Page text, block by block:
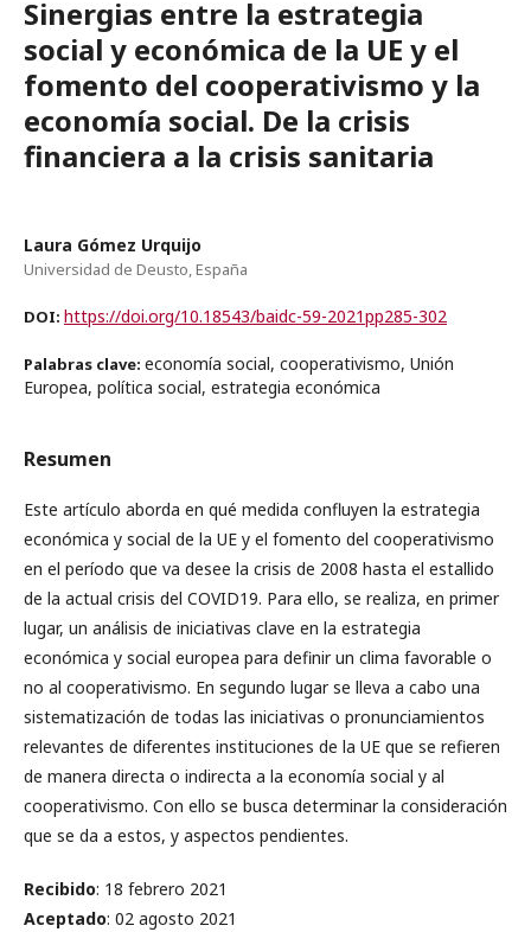
Sinergias entre la estrategia
social y económica de la UE y el
fomento del cooperativismo y la
economía social. De la crisis
financiera a la crisis sanitaria
Laura Gómez Urquijo
Universidad de Deusto, España
DOI: https://doi.org/10.18543/baidc-59-2021pp285-302
Palabras clave: economía social, cooperativismo, Unión
Europea, política social, estrategia económica
Resumen
Este artículo aborda en qué medida confluyen la estrategia
económica y social de la UE y el fomento del cooperativismo
en el período que va desee la crisis de 2008 hasta el estallido
de la actual crisis del COVID19. Para ello, se realiza, en primer
lugar, un análisis de iniciativas clave en la estrategia
económica y social europea para definir un clima favorable o
no al cooperativismo. En segundo lugar se lleva a cabo una
sistematización de todas las iniciativas o pronunciamientos
relevantes de diferentes instituciones de la UE que se refieren
de manera directa o indirecta a la economía social y al
cooperativismo. Con ello se busca determinar la consideración
que se da a estos, y aspectos pendientes.
Recibido: 18 febrero 2021
Aceptado: 02 agosto 2021